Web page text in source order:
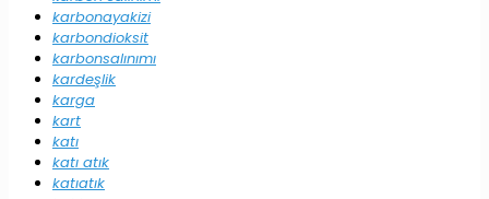
karbonayakizi
karbondioksit
karbonsalınımı
kardeşlik
karga
kart
katı
katı atık
katıatık